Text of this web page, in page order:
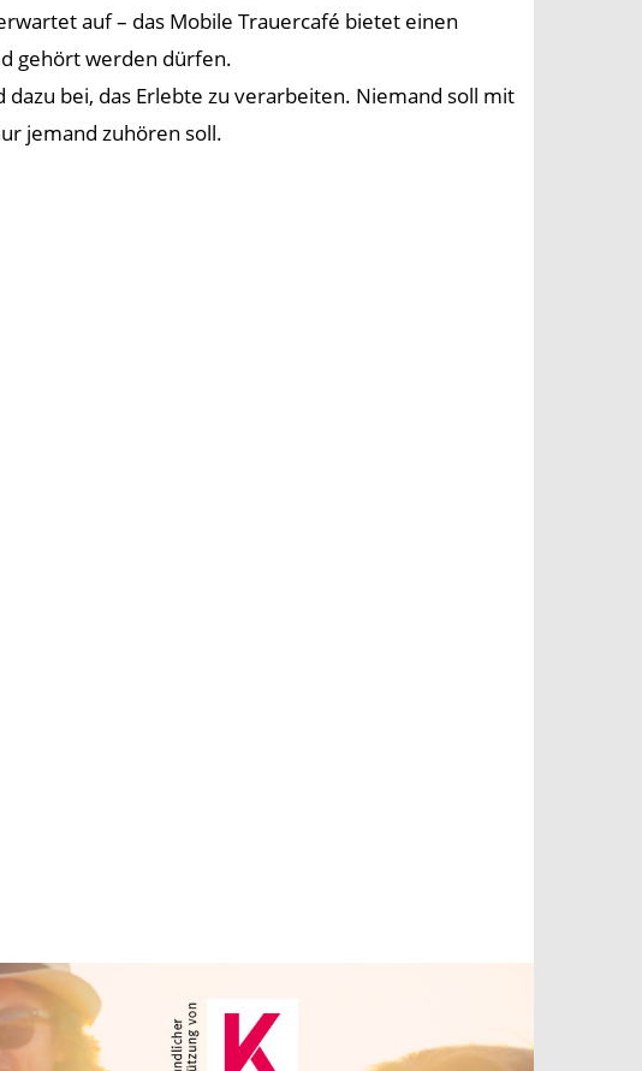
auf – das Mobile Trauercafé bietet einen
gehört werden dürfen.
bei, das Erlebte zu verarbeiten. Niemand soll mit
jemand zuhören soll.